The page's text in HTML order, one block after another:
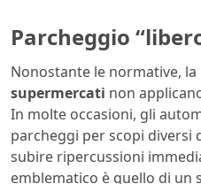
Parcheggio
Nonostante le normative, la
supermercati non
In molte occasioni, gli
parcheggi per scopi diversi
subire ripercussioni
emblematico è quello di un